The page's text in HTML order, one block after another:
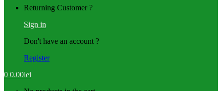
Returning Customer ?
Sign in
Don't have an account ?
Register
0 0.00lei